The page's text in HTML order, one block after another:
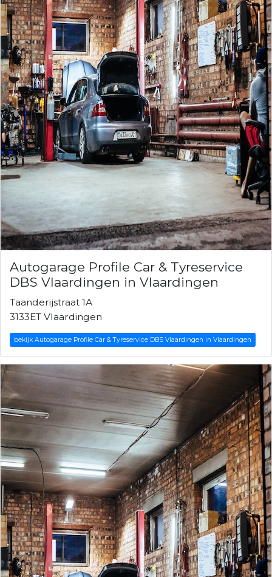
Autogarage Profile Car & Tyreservice
DBS Vlaardingen in Vlaardingen
Taanderijstraat 1A
3133ET Vlaardingen
bekijk Autogarage Profile Car & Tyreservice DBS Vlaardingen in Vlaardingen